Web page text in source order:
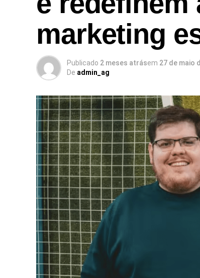
marketing
Publicado 2 meses atrásem 27 de maio
De admin_ag